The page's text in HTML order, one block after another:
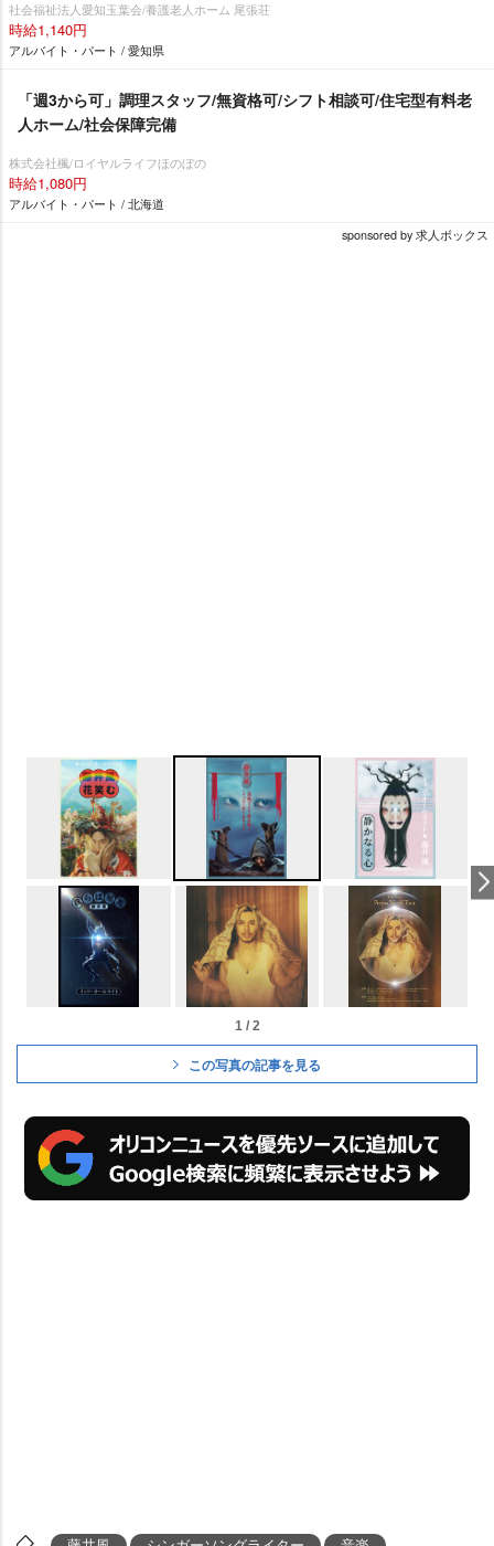
社会福祉法人愛知玉葉会/養護老人ホーム 尾張荘
時給1,140円
アルバイト・パート / 愛知県
「週3から可」調理スタッフ/無資格可/シフト相談可/住宅型有料老
人ホーム/社会保障完備
株式会社楓/ロイヤルライフほのぼの
時給1,080円
アルバイト・パート / 北海道
sponsored by 求人ボックス
1 / 2
この写真の記事を見る